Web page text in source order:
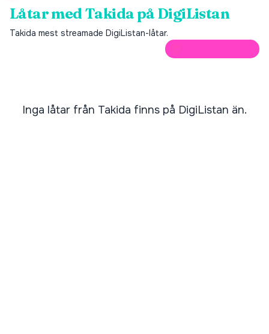
Låtar medTakida på DigiListan
Takida mest streamade DigiListan-låtar.
Inga låtar från Takida finns på DigiListan än.